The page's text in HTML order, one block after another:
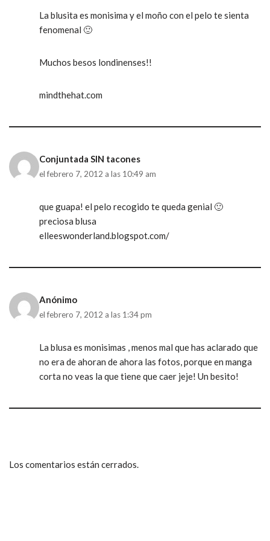
La blusita es monisima y el moño con el pelo te sienta
fenomenal 🙂
Muchos besos londinenses!!
mindthehat.com
Conjuntada SIN tacones
el febrero 7, 2012 a las 10:49 am
que guapa! el pelo recogido te queda genial 🙂
preciosa blusa
elleeswonderland.blogspot.com/
Anónimo
el febrero 7, 2012 a las 1:34 pm
La blusa es monisimas , menos mal que has aclarado que
no era de ahoran de ahora las fotos, porque en manga
corta no veas la que tiene que caer jeje! Un besito!
Los comentarios están cerrados.